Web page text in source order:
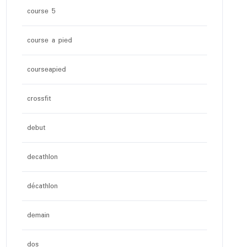
course 5
course a pied
courseapied
crossfit
debut
decathlon
décathlon
demain
dos